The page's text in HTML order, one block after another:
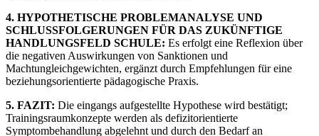
4. HYPOTHETISCHE PROBLEMANALYSE UND
SCHLUSSFOLGERUNGEN FÜR DAS ZUKÜNFTIGE
HANDLUNGSFELD SCHULE: Es erfolgt eine Reflexion über
die negativen Auswirkungen von Sanktionen und
Machtungleichgewichten, ergänzt durch Empfehlungen für eine
beziehungsorientierte pädagogische Praxis.
5. FAZIT: Die eingangs aufgestellte Hypothese wird bestätigt;
Trainingsraumkonzepte werden als defizitorientierte
Symptombehandlung abgelehnt und durch den Bedarf an